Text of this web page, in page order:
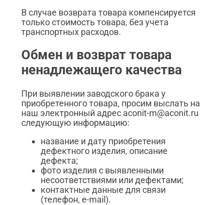
В случае возврата товара компенсируется
только стоимость товара, без учета
транспортных расходов.
Обмен и возврат товара
ненадлежащего качества
При выявлении заводского брака у
приобретенного товара, просим выслать на
наш электронный адрес aconit-m@aconit.ru
следующую информацию:
название и дату приобретения
дефектного изделия, описание
дефекта;
фото изделия с выявленными
несоответствиями или дефектами;
контактные данные для связи
(телефон, e-mail).